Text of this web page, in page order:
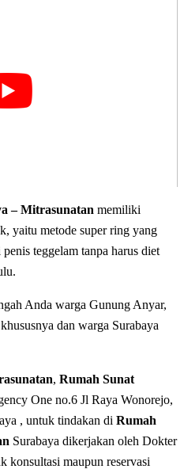
– Mitrasunatan memiliki
yaitu metode super ring yang
teggelam tanpa harus diet
Anda warga Gunung Anyar,
dan warga Surabaya
, Rumah Sunat
One no.6 Jl Raya Wonorejo,
, untuk tindakan di Rumah
Surabaya dikerjakan oleh Dokter
konsultasi maupun reservasi